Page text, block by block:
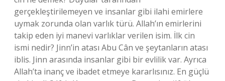
gerçekleştirilemeyen ve insanlar gibi ilahi emirlere
uymak zorunda olan varlık türü. Allah’ın emirlerini
takip eden iyi manevi varlıklar verilen isim. İlk cin
ismi nedir? Jinn’in atası Abu Cân ve şeytanların atası
iblis. Jinn arasında insanlar gibi bir evlilik var. Ayrıca
Allah’ta inanç ve ibadet etmeye kararlısınız. En güçlü